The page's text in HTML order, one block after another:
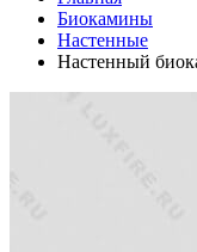
Биокамины
Настенные
Настенный